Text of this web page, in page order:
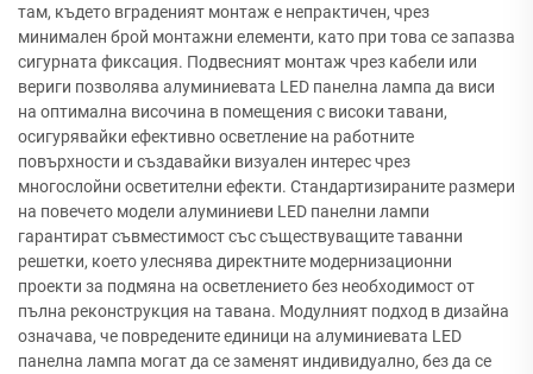
там, където вграденият монтаж е непрактичен, чрез
минимален брой монтажни елементи, като при това се запазва
сигурната фиксация. Подвесният монтаж чрез кабели или
вериги позволява алуминиевата LED панелна лампа да виси
на оптимална височина в помещения с високи тавани,
осигурявайки ефективно осветление на работните
повърхности и създавайки визуален интерес чрез
многослойни осветителни ефекти. Стандартизираните размери
на повечето модели алуминиеви LED панелни лампи
гарантират съвместимост със съществуващите таванни
решетки, което улеснява директните модернизационни
проекти за подмяна на осветлението без необходимост от
пълна реконструкция на тавана. Модулният подход в дизайна
означава, че повредените единици на алуминиевата LED
панелна лампа могат да се заменят индивидуално, без да се